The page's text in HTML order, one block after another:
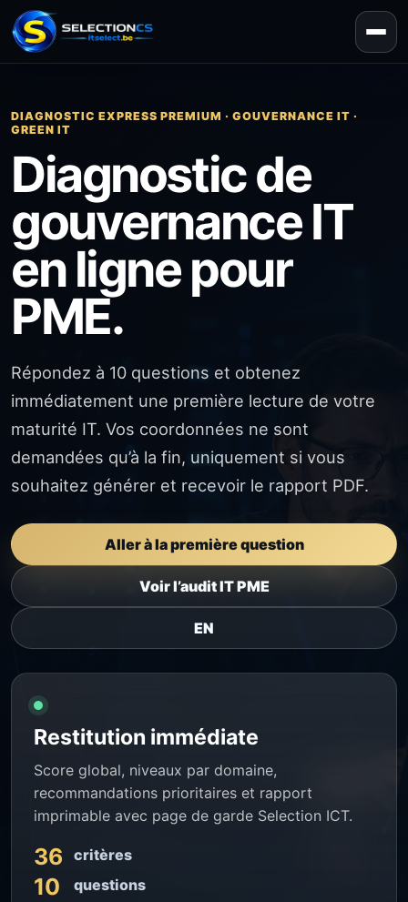
DIAGNOSTIC EXPRESS PREMIUM · GOUVERNANCE IT ·
GREEN IT
Diagnostic de
gouvernance IT
en ligne pour
PME.
Répondez à 10 questions et obtenez
immédiatement une première lecture de votre
maturité IT. Vos coordonnées ne sont
demandées qu’à la fin, uniquement si vous
souhaitez générer et recevoir le rapport PDF.
Aller à la première question
Voir l’audit IT PME
EN
Restitution immédiate
Score global, niveaux par domaine,
recommandations prioritaires et rapport
imprimable avec page de garde Selection ICT.
36 critères
10 questions